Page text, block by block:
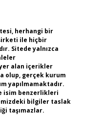
herhangi bir
ile hiçbir
Sitede yalnızca
alan içerikler
olup, gerçek kurum
yapılmamaktadır.
isim benzerlikleri
bilgiler taslak
taşımazlar.